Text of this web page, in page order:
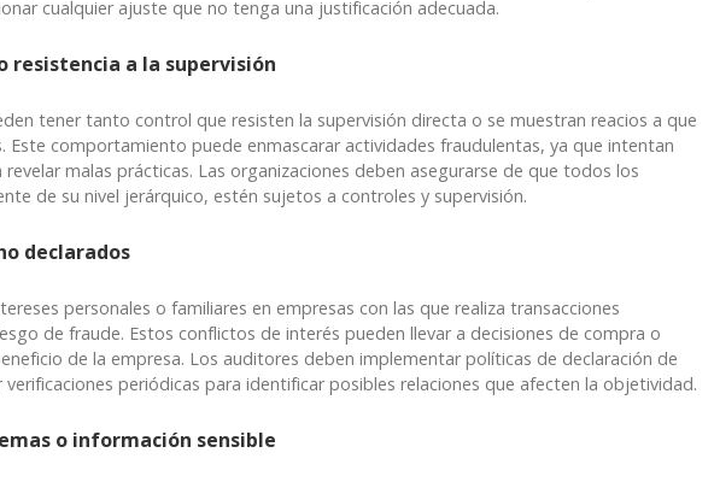
cualquier ajuste que no tenga una justificación adecuada.
resistencia a la supervisión
tener tanto control que resisten la supervisión directa o se muestran reacios a que
Este comportamiento puede enmascarar actividades fraudulentas, ya que intentan
malas prácticas. Las organizaciones deben asegurarse de que todos los
de su nivel jerárquico, estén sujetos a controles y supervisión.
declarados
personales o familiares en empresas con las que realiza transacciones
de fraude. Estos conflictos de interés pueden llevar a decisiones de compra o
de la empresa. Los auditores deben implementar políticas de declaración de
periódicas para identificar posibles relaciones que afecten la objetividad.
o información sensible